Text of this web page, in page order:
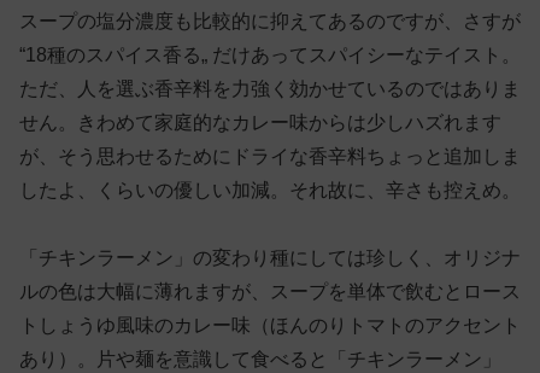
スープの塩分濃度も比較的に抑えてあるのですが、さすが
“18種のスパイス香る„ だけあってスパイシーなテイスト。
ただ、人を選ぶ香辛料を力強く効かせているのではありま
せん。きわめて家庭的なカレー味からは少しハズれます
が、そう思わせるためにドライな香辛料ちょっと追加しま
したよ、くらいの優しい加減。それ故に、辛さも控えめ。
「チキンラーメン」の変わり種にしては珍しく、オリジナ
ルの色は大幅に薄れますが、スープを単体で飲むとロース
トしょうゆ風味のカレー味（ほんのりトマトのアクセント
あり）。片や麺を意識して食べると「チキンラーメン」